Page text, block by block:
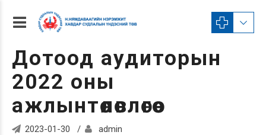
Дотоод аудиторын
2022 оны
ажлынтөлөвлөгөө
2023-01-30 admin